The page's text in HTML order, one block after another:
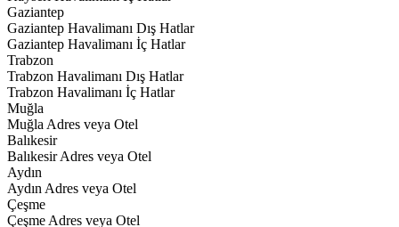
Gaziantep
Gaziantep Havalimanı Dış Hatlar
Gaziantep Havalimanı İç Hatlar
Trabzon
Trabzon Havalimanı Dış Hatlar
Trabzon Havalimanı İç Hatlar
Muğla
Muğla Adres veya Otel
Balıkesir
Balıkesir Adres veya Otel
Aydın
Aydın Adres veya Otel
Çeşme
Çeşme Adres veya Otel